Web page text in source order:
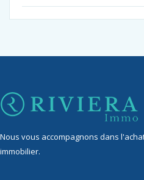
Nous vous accompagnons dans
immobilier.